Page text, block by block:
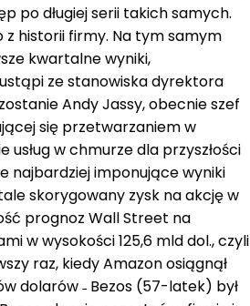
po długiej serii takich samych.
z historii firmy. Na tym samym
kwartalne wyniki,
ze stanowiska dyrektora
Andy Jassy, obecnie szef
się przetwarzaniem w
usług w chmurze dla przyszłości
najbardziej imponujące wyniki
skorygowany zysk na akcję w
prognoz Wall Street na
w wysokości 125,6 mld dol., czyli
raz, kiedy Amazon osiągnął
dolarów ˗ Bezos (57-latek) był